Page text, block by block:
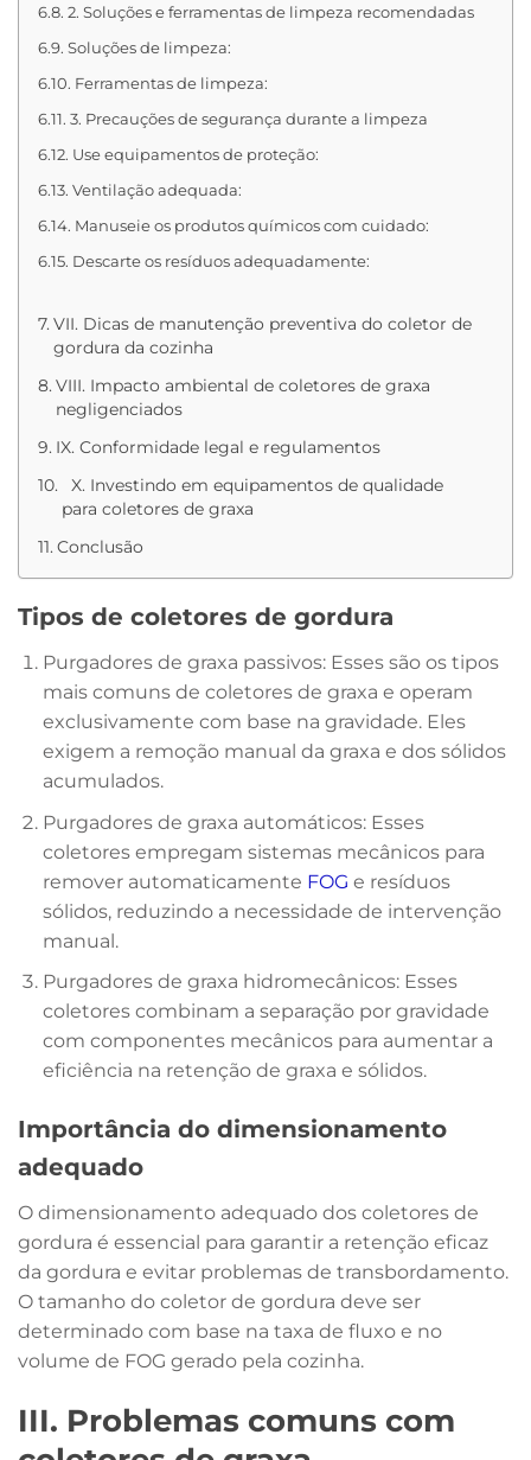
2. Soluções e ferramentas de limpeza recomendadas
Soluções de limpeza:
Ferramentas de limpeza:
3. Precauções de segurança durante a limpeza
Use equipamentos de proteção:
Ventilação adequada:
Manuseie os produtos químicos com cuidado:
Descarte os resíduos adequadamente:
VII. Dicas de manutenção preventiva do coletor de
gordura da cozinha
VIII. Impacto ambiental de coletores de graxa
negligenciados
IX. Conformidade legal e regulamentos
X. Investindo em equipamentos de qualidade
para coletores de graxa
Conclusão
Tipos de coletores de gordura
Purgadores de graxa passivos: Esses são os tipos
mais comuns de coletores de graxa e operam
exclusivamente com base na gravidade. Eles
exigem a remoção manual da graxa e dos sólidos
acumulados.
Purgadores de graxa automáticos: Esses
coletores empregam sistemas mecânicos para
remover automaticamente FOG e resíduos
sólidos, reduzindo a necessidade de intervenção
manual.
Purgadores de graxa hidromecânicos: Esses
coletores combinam a separação por gravidade
com componentes mecânicos para aumentar a
eficiência na retenção de graxa e sólidos.
Importância do dimensionamento
adequado
O dimensionamento adequado dos coletores de
gordura é essencial para garantir a retenção eficaz
da gordura e evitar problemas de transbordamento.
O tamanho do coletor de gordura deve ser
determinado com base na taxa de fluxo e no
volume de FOG gerado pela cozinha.
III. Problemas comuns com